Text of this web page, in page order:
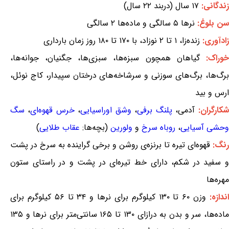
زندگانی: ۱۷ سال (دربند ۲۲ سال)
سن بلوغ: نرها ۵ سالگی و ماده‌ها ۲ سالگی
زادآوری: زنده‌زا، ۱ تا ۲ نوزاد، با ۱۷۰ تا ۱۸۰ روز زمان بارداری
خوراک:گیاهان همچون سبزه‌ها، سبزی‌ها، جگنیان، جوانه‌ها،
برگ‌ها، برگ‌های سوزنی و سرشاخه‌های درختان سپیدار، کاج نوئل،
ارس و بید
شکارگران: آدمی، پلنگ برفی، وشق اوراسیایی، خرس قهوه‌ای، سگ
وحشی آسیایی، روباه سرخ و ولورین (بچه‌ها: عقاب طلایی)
رنگ: قهوه‌ای تیره تا برنزه‌ی روشن و برخی گراینده به سرخ در پشت
و سفید در شکم، دارای خط تیره‌ای در پشت و در راستای ستون
مهره‌ها
اندازه:
وزن ۶۰ تا ۱۳۰ کیلوگرم برای نرها و ۳۴ تا ۵۶ کیلوگرم برای
ماده‌ها، سر و بدن به درازای ۱۳۰ تا ۱۶۵ سانتی‌متر برای نرها و ۱۳۵